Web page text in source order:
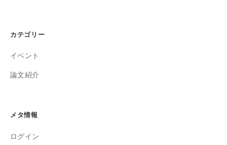
カテゴリー
イベント
論文紹介
メタ情報
ログイン